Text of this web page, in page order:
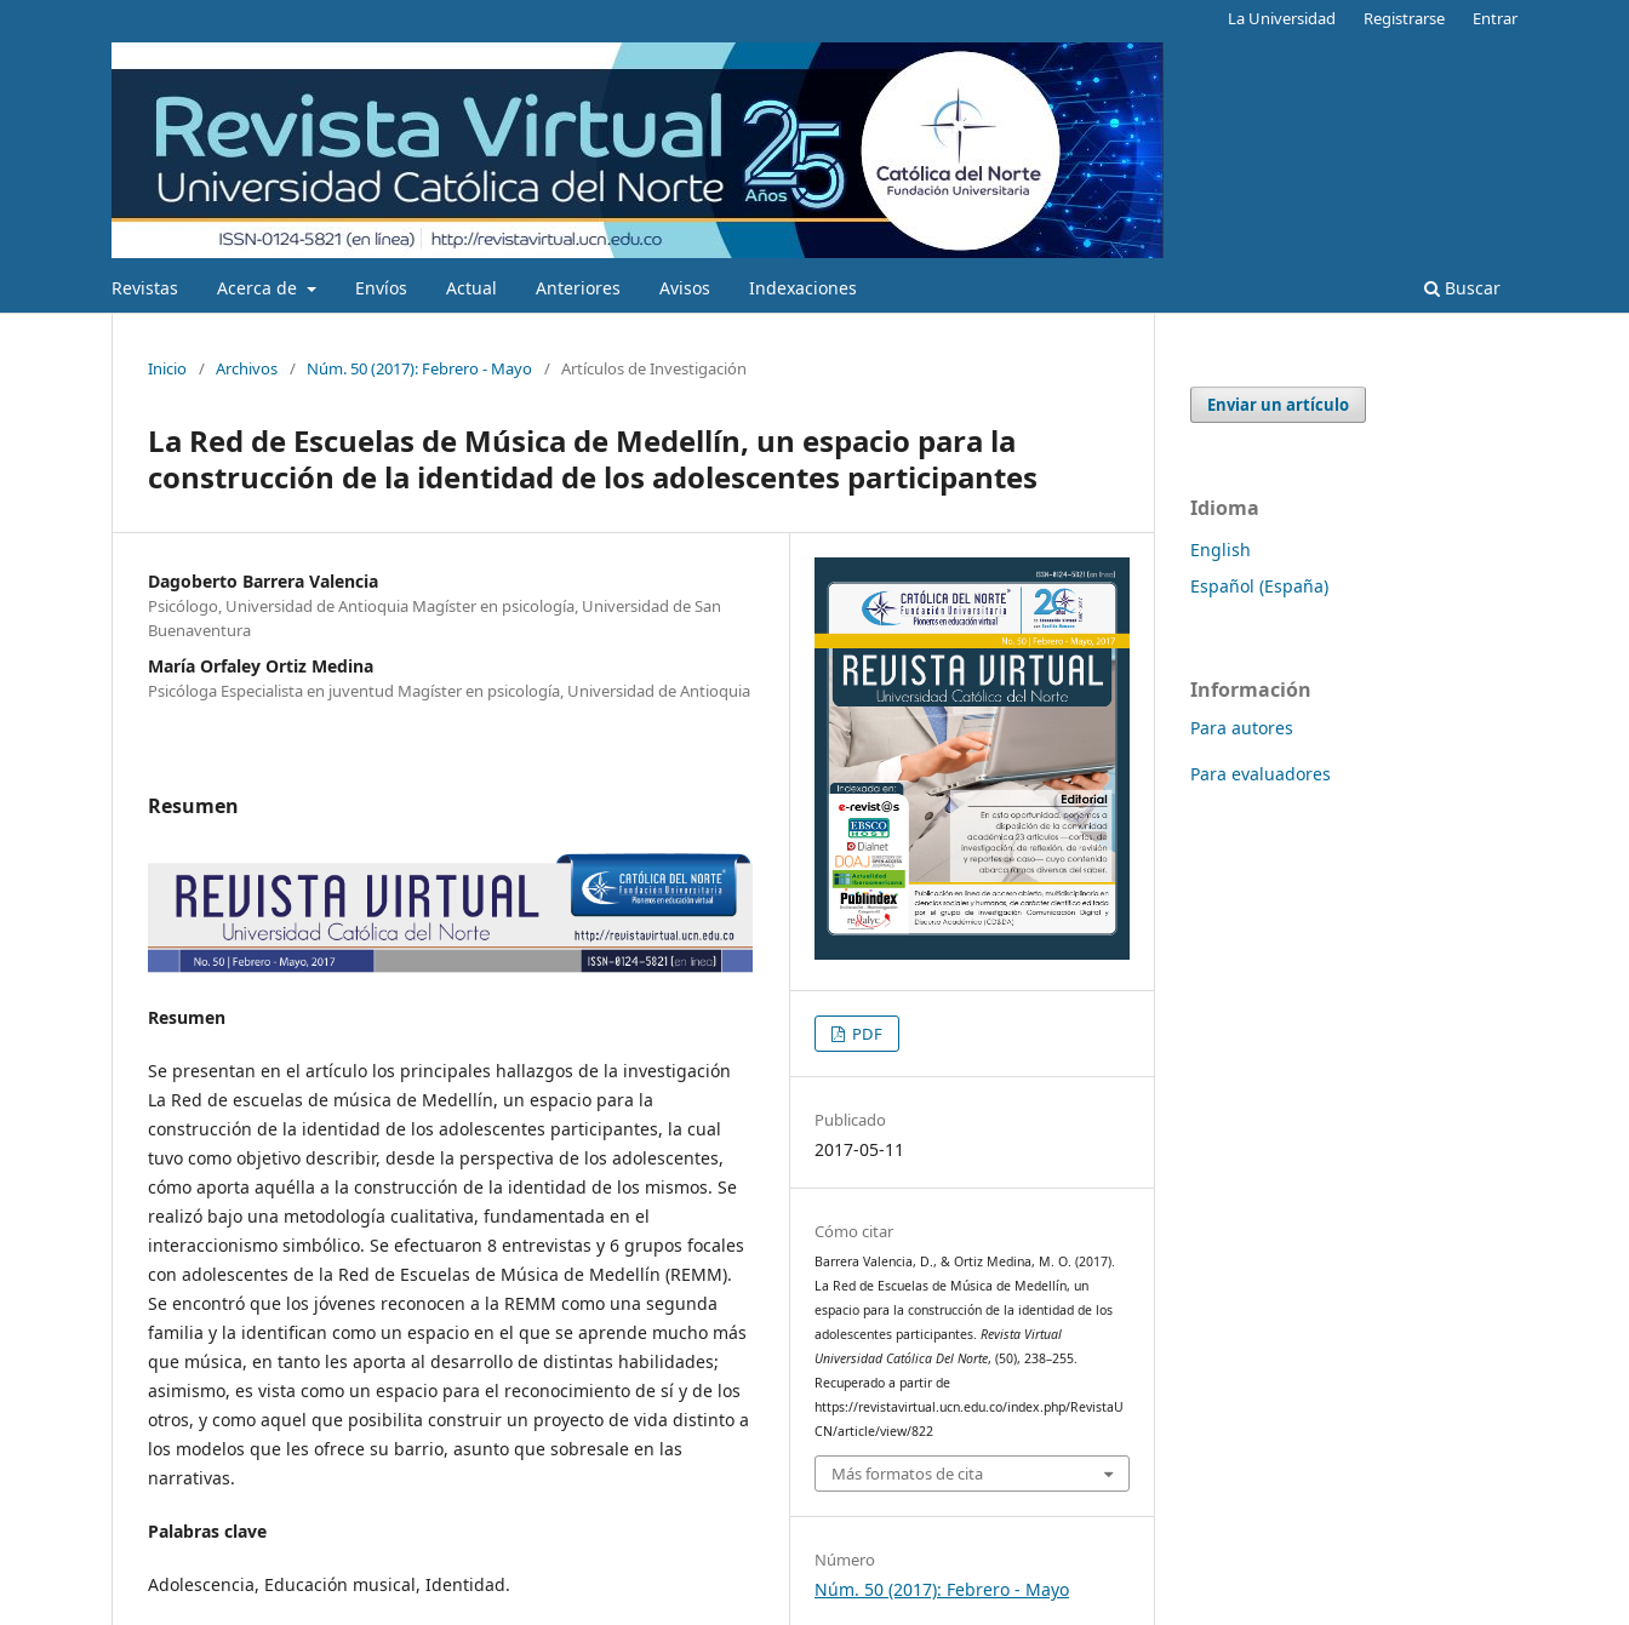
Revistas Acerca de Envíos Actual Anteriores Avisos Indexaciones Buscar
La Universidad Registrarse Entrar
Inicio / Archivos / Núm. 50 (2017): Febrero - Mayo / Artículos de Investigación
La Red de Escuelas de Música de Medellín, un espacio para la
construcción de la identidad de los adolescentes participantes
Dagoberto Barrera Valencia
Psicólogo, Universidad de Antioquia Magíster en psicología, Universidad de San
Buenaventura
María Orfaley Ortiz Medina
Psicóloga Especialista en juventud Magíster en psicología, Universidad de Antioquia
Resumen
Resumen
Se presentan en el artículo los principales hallazgos de la investigación
La Red de escuelas de música de Medellín, un espacio para la
construcción de la identidad de los adolescentes participantes, la cual
tuvo como objetivo describir, desde la perspectiva de los adolescentes,
cómo aporta aquélla a la construcción de la identidad de los mismos. Se
realizó bajo una metodología cualitativa, fundamentada en el
interaccionismo simbólico. Se efectuaron 8 entrevistas y 6 grupos focales
con adolescentes de la Red de Escuelas de Música de Medellín (REMM).
Se encontró que los jóvenes reconocen a la REMM como una segunda
familia y la identifican como un espacio en el que se aprende mucho más
que música, en tanto les aporta al desarrollo de distintas habilidades;
asimismo, es vista como un espacio para el reconocimiento de sí y de los
otros, y como aquel que posibilita construir un proyecto de vida distinto a
los modelos que les ofrece su barrio, asunto que sobresale en las
narrativas.
Palabras clave
Adolescencia, Educación musical, Identidad.
PDF
Publicado
2017-05-11
Cómo citar
Barrera Valencia, D., & Ortiz Medina, M. O. (2017).
La Red de Escuelas de Música de Medellín, un
espacio para la construcción de la identidad de los
adolescentes participantes.Revista Virtual
Universidad Católica Del Norte, (50), 238–255.
Recuperado a partir de
https://revistavirtual.ucn.edu.co/index.php/RevistaU
CN/article/view/822
Más formatos de cita
Número
Núm. 50 (2017): Febrero - Mayo
Enviar un artículo
Idioma
English
Español (España)
Información
Para autores
Para evaluadores